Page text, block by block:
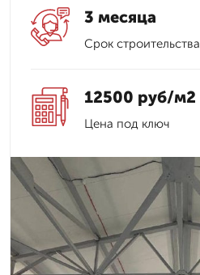
3 месяца
Срок строительства
12500 руб/м2
Цена под ключ